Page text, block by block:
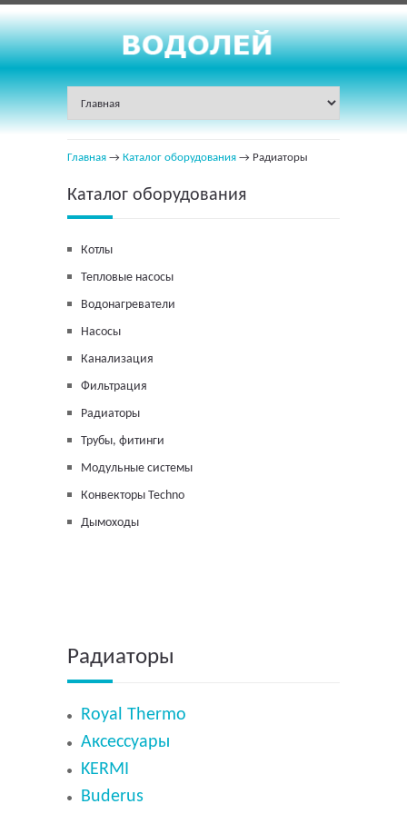
Главная → Каталог оборудования → Радиаторы
Каталог оборудования
Котлы
Тепловые насосы
Водонагреватели
Насосы
Канализация
Фильтрация
Радиаторы
Трубы, фитинги
Модульные системы
Конвекторы Techno
Дымоходы
Радиаторы
Royal Thermo
Аксессуары
KERMI
Buderus